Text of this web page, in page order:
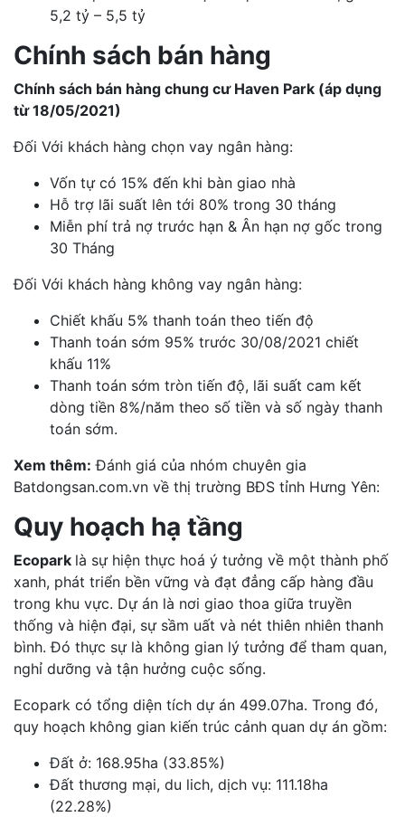
5,2 tỷ – 5,5 tỷ
Chính sách bán hàng
Chính sách bán hàng chung cư Haven Park (áp dụng
từ 18/05/2021)
Đối Với khách hàng chọn vay ngân hàng:
Vốn tự có 15% đến khi bàn giao nhà
Hỗ trợ lãi suất lên tới 80% trong 30 tháng
Miễn phí trả nợ trước hạn & Ân hạn nợ gốc trong
30 Tháng
Đối Với khách hàng không vay ngân hàng:
Chiết khấu 5% thanh toán theo tiến độ
Thanh toán sớm 95% trước 30/08/2021 chiết
khấu 11%
Thanh toán sớm tròn tiến độ, lãi suất cam kết
dòng tiền 8%/năm theo số tiền và số ngày thanh
toán sớm.
Xem thêm: Đánh giá của nhóm chuyên gia
Batdongsan.com.vn về thị trường BĐS tỉnh Hưng Yên:
Quy hoạch hạ tầng
Ecopark là sự hiện thực hoá ý tưởng về một thành phố
xanh, phát triển bền vững và đạt đẳng cấp hàng đầu
trong khu vực. Dự án là nơi giao thoa giữa truyền
thống và hiện đại, sự sầm uất và nét thiên nhiên thanh
bình. Đó thực sự là không gian lý tưởng để tham quan,
nghỉ dưỡng và tận hưởng cuộc sống.
Ecopark có tổng diện tích dự án 499.07ha. Trong đó,
quy hoạch không gian kiến trúc cảnh quan dự án gồm:
Đất ở: 168.95ha (33.85%)
Đất thương mại, du lich, dịch vụ: 111.18ha
(22.28%)